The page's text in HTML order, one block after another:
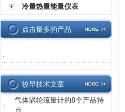
冷量热量能量仪表
点击量多的产品
·
较早技术文章
·
气体涡轮流量计的8个产品特
点